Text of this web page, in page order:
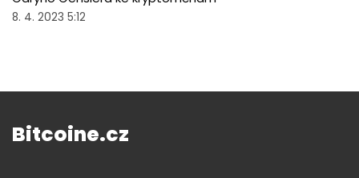
8. 4. 2023 5:12
Bitcoine.cz